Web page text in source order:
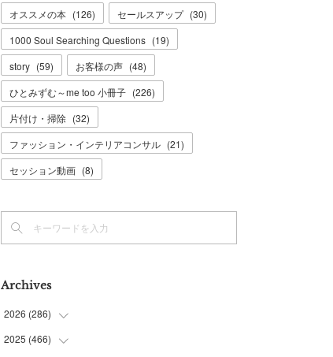
オススメの本 (126) セールスアップ (30)
1000 Soul Searching Questions (19)
story (59) お客様の声 (48)
ひとみずむ～me too 小冊子 (226)
片付け・掃除 (32)
ファッション・インテリアコンサル (21)
セッション動画 (8)
Archives
2026 (286)
(7)
2025 (466)